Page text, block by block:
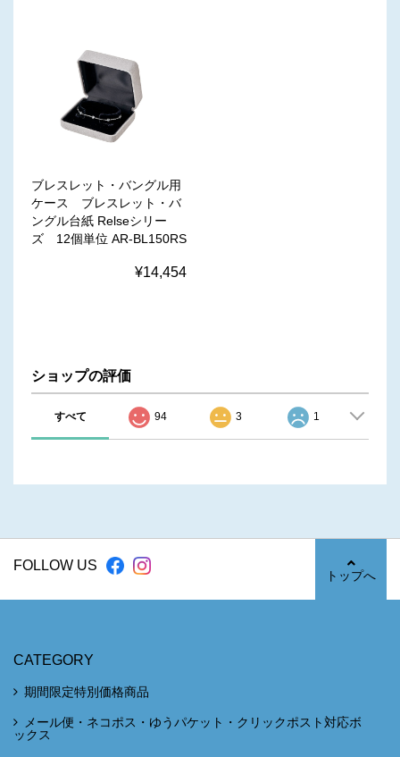
ブレスレット・バングル用
ケース ブレスレット・バ
ングル台紙 Relseシリー
ズ 12個単位 AR-BL150RS
¥14,454
ショップの評価
すべて 94 3 1
FOLLOW US
トップへ
CATEGORY
期間限定特別価格商品
メール便・ネコポス・ゆうパケット・クリックポスト対応ボ
ックス